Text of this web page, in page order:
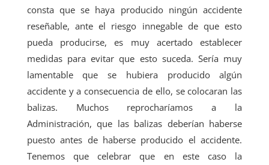
consta que se haya producido ningún accidente
reseñable, ante el riesgo innegable de que esto
pueda producirse, es muy acertado establecer
medidas para evitar que esto suceda. Sería muy
lamentable que se hubiera producido algún
accidente y a consecuencia de ello, se colocaran las
balizas. Muchos reprocharíamos a la
Administración, que las balizas deberían haberse
puesto antes de haberse producido el accidente.
Tenemos que celebrar que en este caso la